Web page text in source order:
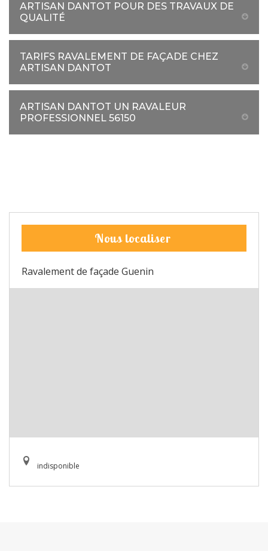
ARTISAN DANTOT POUR DES TRAVAUX DE
QUALITÉ
TARIFS RAVALEMENT DE FAÇADE CHEZ
ARTISAN DANTOT
ARTISAN DANTOT UN RAVALEUR
PROFESSIONNEL 56150
Nous localiser
Ravalement de façade Guenin
indisponible